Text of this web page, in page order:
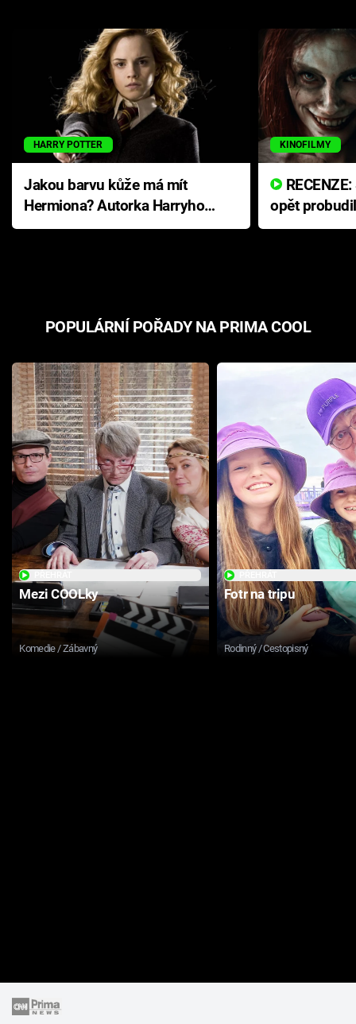
HARRY POTTER
Jakou barvu kůže má mít
Hermiona? Autorka Harryho
Pottera přišla s ráznou
KINOFILMY
opět
přichází s
POPULÁRNÍ POŘADY NA PRIMA COOL
Mezi COOLky
Komedie / Zábavný
Fotr na tripu
Rodinný / Cestopisný